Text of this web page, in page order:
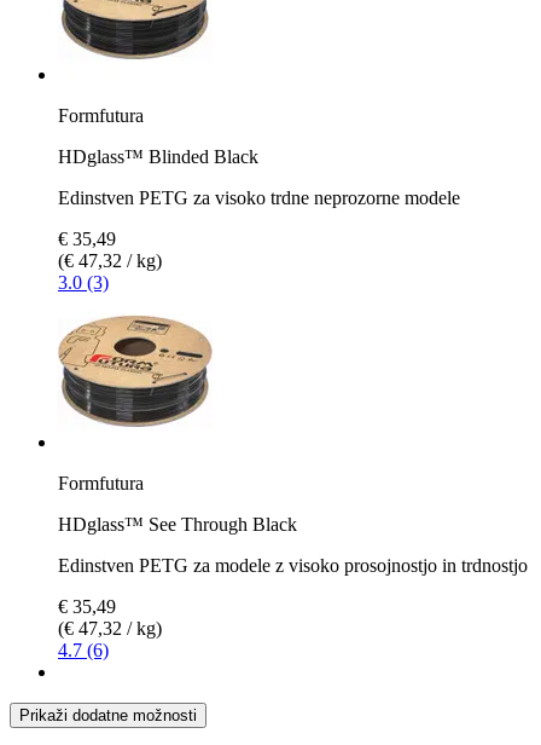
Formfutura
HDglass™ Blinded Black
Edinstven PETG za visoko trdne neprozorne modele
€ 35,49
(€ 47,32 / kg)
3.0 (3)
Formfutura
HDglass™ See Through Black
Edinstven PETG za modele z visoko prosojnostjo in trdnostjo
€ 35,49
(€ 47,32 / kg)
4.7 (6)
Prikaži dodatne možnosti